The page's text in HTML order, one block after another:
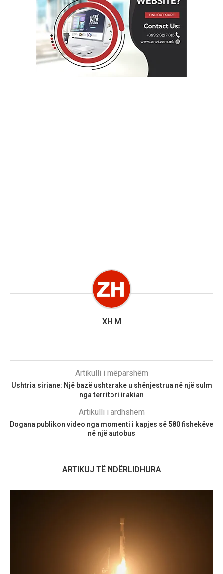
XH M
Artikulli i mëparshëm
Ushtria siriane: Një bazë ushtarake u shënjestrua në një sulm
nga territori irakian
Artikulli i ardhshëm
Dogana publikon video nga momenti i kapjes së 580 fishekëve
në një autobus
ARTIKUJ TË NDËRLIDHURA